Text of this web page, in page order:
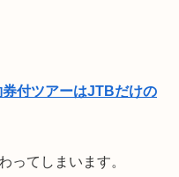
付ツアーはJTBだけの
ってしまいます。